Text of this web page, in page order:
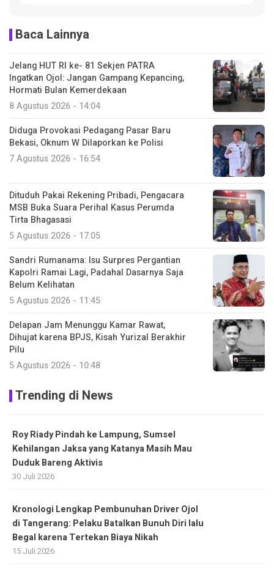
Baca Lainnya
Jelang HUT RI ke- 81 Sekjen PATRA
Ingatkan Ojol: Jangan Gampang Kepancing,
Hormati Bulan Kemerdekaan
8 Agustus 2026 - 14:04
Diduga Provokasi Pedagang Pasar Baru
Bekasi, Oknum W Dilaporkan ke Polisi
7 Agustus 2026 - 16:54
Dituduh Pakai Rekening Pribadi, Pengacara
MSB Buka Suara Perihal Kasus Perumda
Tirta Bhagasasi
5 Agustus 2026 - 17:05
Sandri Rumanama: Isu Surpres Pergantian
Kapolri Ramai Lagi, Padahal Dasarnya Saja
Belum Kelihatan
5 Agustus 2026 - 11:45
Delapan Jam Menunggu Kamar Rawat,
Dihujat karena BPJS, Kisah Yurizal Berakhir
Pilu
5 Agustus 2026 - 10:48
Trending di News
Roy Riady Pindah ke Lampung, Sumsel
Kehilangan Jaksa yang Katanya Masih Mau
Duduk Bareng Aktivis
30 Juli 2026
Kronologi Lengkap Pembunuhan Driver Ojol
di Tangerang: Pelaku Batalkan Bunuh Diri lalu
Begal karena Tertekan Biaya Nikah
15 Juli 2026